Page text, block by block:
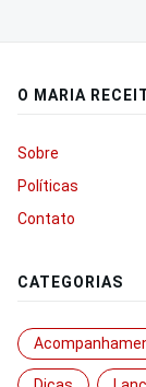
O MARIA
Sobre
Políticas
Contato
CATEGORIAS